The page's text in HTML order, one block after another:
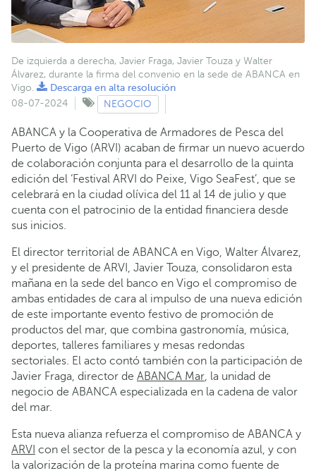
De izquierda a derecha, Javier Fraga, Javier Touza y Walter
Álvarez, durante la firma del convenio en la sede de ABANCA en
Vigo.
Descarga en alta resolución
08-07-2024
NEGOCIO
ABANCA y la Cooperativa de Armadores de Pesca del
Puerto de Vigo (ARVI) acaban de firmar un nuevo acuerdo
de colaboración conjunta para el desarrollo de la quinta
edición del ‘Festival ARVI do Peixe, Vigo SeaFest’, que se
celebrará en la ciudad olívica del 11 al 14 de julio y que
cuenta con el patrocinio de la entidad financiera desde
sus inicios.
El director territorial de ABANCA en Vigo, Walter Álvarez,
y el presidente de ARVI, Javier Touza, consolidaron esta
mañana en la sede del banco en Vigo el compromiso de
ambas entidades de cara al impulso de una nueva edición
de este importante evento festivo de promoción de
productos del mar, que combina gastronomía, música,
deportes, talleres familiares y mesas redondas
sectoriales. El acto contó también con la participación de
Javier Fraga, director de ABANCA Mar, la unidad de
negocio de ABANCA especializada en la cadena de valor
del mar.
Esta nueva alianza refuerza el compromiso de ABANCA y
ARVI con el sector de la pesca y la economía azul, y con
la valorización de la proteína marina como fuente de